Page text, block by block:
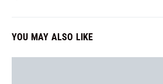
YOU MAY ALSO LIKE